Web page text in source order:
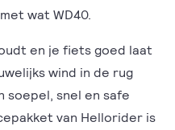
wat WD40.
en je fiets goed laat
wind in de rug
soepel, snel en safe
van Hellorider is